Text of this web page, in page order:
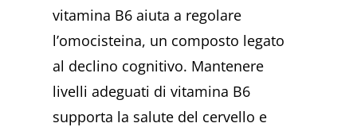
vitamina B6 aiuta a regolare
l’omocisteina, un composto legato
al declino cognitivo. Mantenere
livelli adeguati di vitamina B6
supporta la salute del cervello e